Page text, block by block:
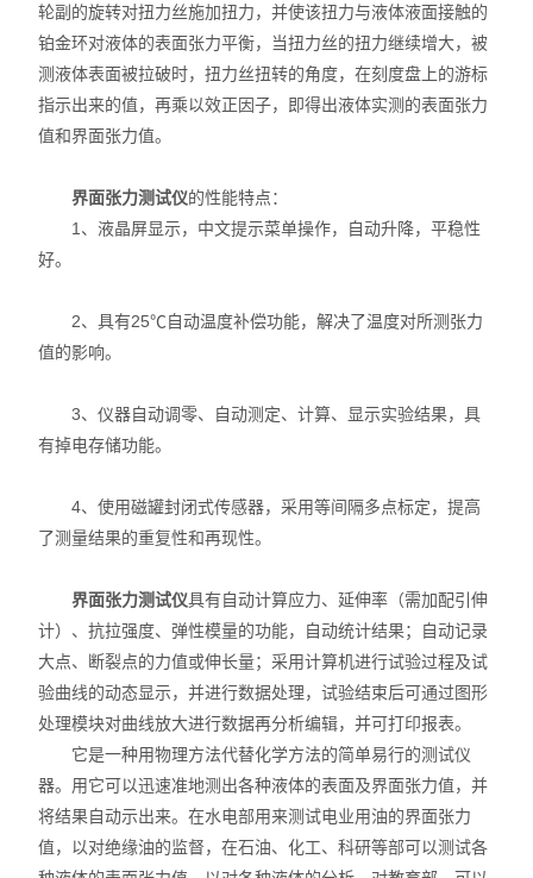
差示/热重/差热/热分析
红外光谱（IR、傅立叶）
扫描探针显微镜/原子力
激光粒度仪、纳米粒度仪
X射线衍射仪（XRD）
激光光散射仪
电化学工作站
分析仪器-光谱
透反射率测量仪
等离子清洗机
代理产品
光学显微镜
轮副的旋转对扭力丝施加扭力，并使该扭力与液体液面接触的
铂金环对液体的表面张力平衡，当扭力丝的扭力继续增大，被
测液体表面被拉破时，扭力丝扭转的角度，在刻度盘上的游标
指示出来的值，再乘以效正因子，即得出液体实测的表面张力
值和界面张力值。
界面张力测试仪的性能特点：
1、液晶屏显示，中文提示菜单操作，自动升降，平稳性
好。
2、具有25℃自动温度补偿功能，解决了温度对所测张力
值的影响。
3、仪器自动调零、自动测定、计算、显示实验结果，具
有掉电存储功能。
4、使用磁罐封闭式传感器，采用等间隔多点标定，提高
了测量结果的重复性和再现性。
界面张力测试仪具有自动计算应力、延伸率（需加配引伸
计）、抗拉强度、弹性模量的功能，自动统计结果；自动记录
大点、断裂点的力值或伸长量；采用计算机进行试验过程及试
验曲线的动态显示，并进行数据处理，试验结束后可通过图形
处理模块对曲线放大进行数据再分析编辑，并可打印报表。
它是一种用物理方法代替化学方法的简单易行的测试仪
器。用它可以迅速准地测出各种液体的表面及界面张力值，并
将结果自动示出来。在水电部用来测试电业用油的界面张力
值，以对绝缘油的监督，在石油、化工、科研等部可以测试各